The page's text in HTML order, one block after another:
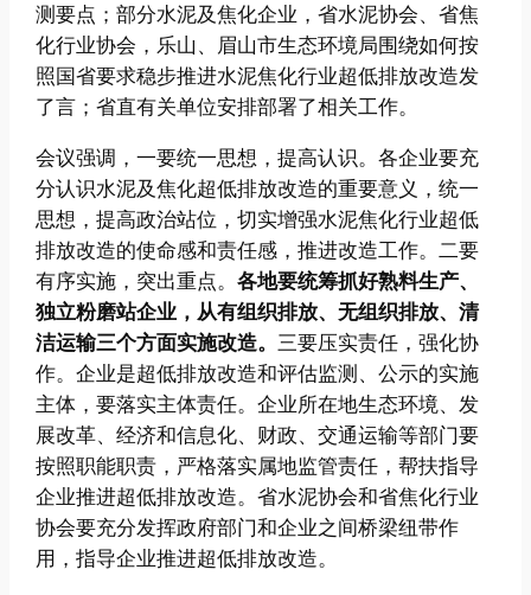
测要点；部分水泥及焦化企业，省水泥协会、省焦
化行业协会，乐山、眉山市生态环境局围绕如何按
照国省要求稳步推进水泥焦化行业超低排放改造发
了言；省直有关单位安排部署了相关工作。
会议强调，一要统一思想，提高认识。各企业要充
分认识水泥及焦化超低排放改造的重要意义，统一
思想，提高政治站位，切实增强水泥焦化行业超低
排放改造的使命感和责任感，推进改造工作。二要
有序实施，突出重点。各地要统筹抓好熟料生产、
独立粉磨站企业，从有组织排放、无组织排放、清
洁运输三个方面实施改造。 三要压实责任，强化协
作。企业是超低排放改造和评估监测、公示的实施
主体，要落实主体责任。企业所在地生态环境、发
展改革、经济和信息化、财政、交通运输等部门要
按照职能职责，严格落实属地监管责任，帮扶指导
企业推进超低排放改造。省水泥协会和省焦化行业
协会要充分发挥政府部门和企业之间桥梁纽带作
用，指导企业推进超低排放改造。